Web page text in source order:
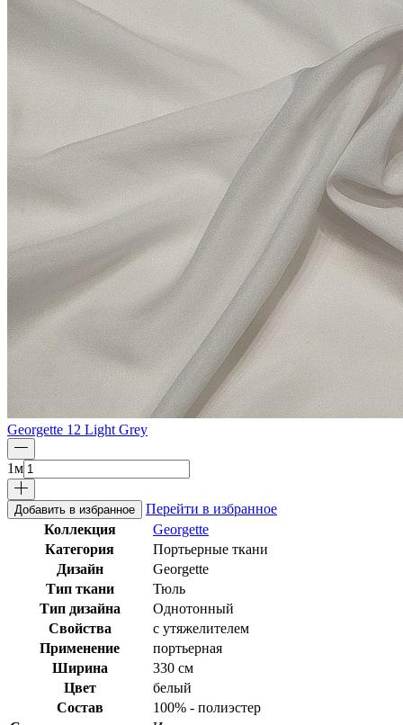
Georgette 12 Light Grey
1м
Добавить в избранное
Перейти в избранное
Коллекция
Georgette
Категория
Портьерные ткани
Дизайн
Georgette
Тип ткани
Тюль
Тип дизайна
Однотонный
Свойства
с утяжелителем
Применение
портьерная
Ширина
330 см
Цвет
белый
Состав
100% - полиэстер